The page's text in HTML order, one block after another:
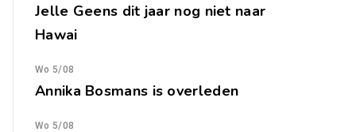
Jelle Geens dit jaar nog niet naar
Hawai
Wo 5/08
Annika Bosmans is overleden
Wo 5/08